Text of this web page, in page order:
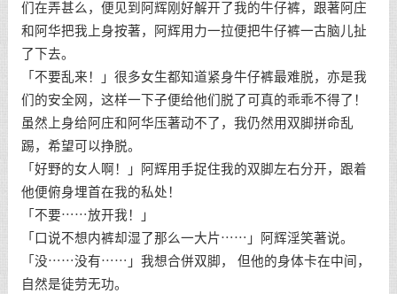
们在弄甚么，便见到阿辉刚好解开了我的牛仔裤，跟著阿庄
和阿华把我上身按著，阿辉用力一拉便把牛仔裤一古脑儿扯
了下去。
「不要乱来！」很多女生都知道紧身牛仔裤最难脱，亦是我
们的安全网，这样一下子便给他们脱了可真的乖乖不得了！
虽然上身给阿庄和阿华压著动不了，我仍然用双脚拼命乱
踢，希望可以挣脱。
「好野的女人啊！」阿辉用手捉住我的双脚左右分开，跟着
他便俯身埋首在我的私处！
「不要⋯⋯放开我！」
「口说不想内裤却湿了那么一大片⋯⋯」阿辉淫笑著说。
「没⋯⋯没有⋯⋯」我想合併双脚， 但他的身体卡在中间，
自然是徒劳无功。